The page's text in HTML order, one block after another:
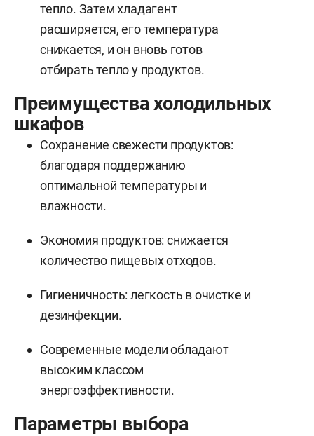
тепло. Затем хладагент
расширяется, его температура
снижается, и он вновь готов
отбирать тепло у продуктов.
Преимущества холодильных
шкафов
Сохранение свежести продуктов:
благодаря поддержанию
оптимальной температуры и
влажности.
Экономия продуктов: снижается
количество пищевых отходов.
Гигиеничность: легкость в очистке и
дезинфекции.
Современные модели обладают
высоким классом
энергоэффективности.
Параметры выбора